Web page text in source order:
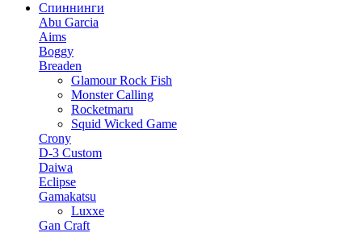
Спиннинги
Abu Garcia
Aims
Boggy
Breaden
Glamour Rock Fish
Monster Calling
Rocketmaru
Squid Wicked Game
Crony
D-3 Custom
Daiwa
Eclipse
Gamakatsu
Luxxe
Gan Craft